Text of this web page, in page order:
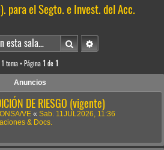
c
r
para el Segto. e Invest. del Acc.
BuscarBúsqueda avanzada
1 tema • Página 1 de 1
Anuncios
DE RIESGO (vigente)
ONSA/VE « Sab. 11JUL2026, 11:36
& Docs.